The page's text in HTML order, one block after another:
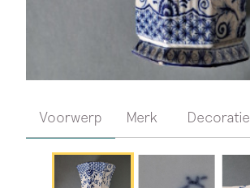
Voorwerp Merk Decoratie